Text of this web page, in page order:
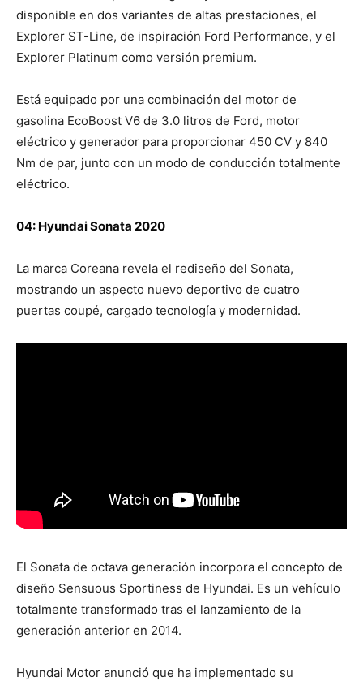
disponible en dos variantes de altas prestaciones, el
Explorer ST-Line, de inspiración Ford Performance, y el
Explorer Platinum como versión premium.
Está equipado por una combinación del motor de
gasolina EcoBoost V6 de 3.0 litros de Ford, motor
eléctrico y generador para proporcionar 450 CV y 840
Nm de par, junto con un modo de conducción totalmente
eléctrico.
04: Hyundai Sonata 2020
La marca Coreana revela el rediseño del Sonata,
mostrando un aspecto nuevo deportivo de cuatro
puertas coupé, cargado tecnología y modernidad.
El Sonata de octava generación incorpora el concepto de
diseño Sensuous Sportiness de Hyundai. Es un vehículo
totalmente transformado tras el lanzamiento de la
generación anterior en 2014.
Hyundai Motor anunció que ha implementado su